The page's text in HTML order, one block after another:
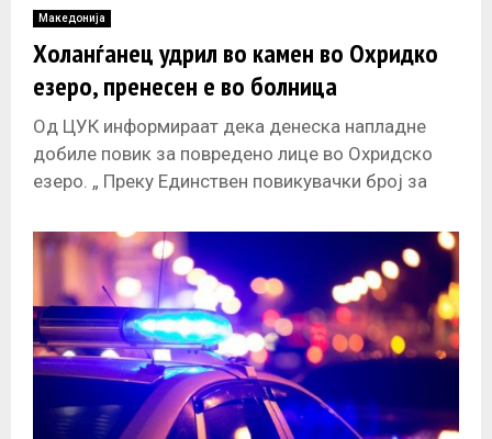
Македонија
Холанѓанец удрил во камен во Охридко
езеро, пренесен е во болница
Од ЦУК информираат дека денеска напладне
добиле повик за повредено лице во Охридско
езеро. „ Преку Единствен повикувачки број за